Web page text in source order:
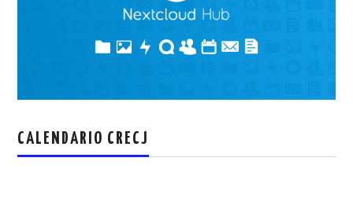
CALENDARIO CRECJ